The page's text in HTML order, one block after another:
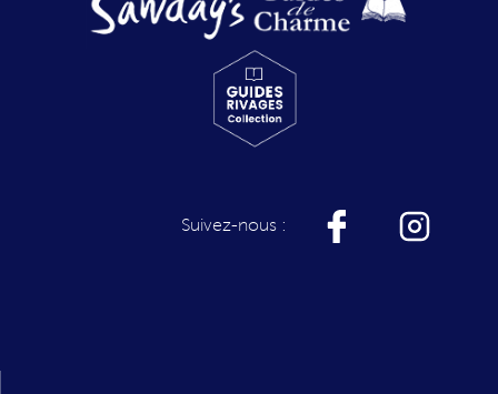
Suivez-nous :